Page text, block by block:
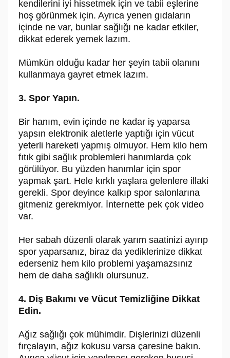
kendilerini iyi hissetmek için ve tabii eşlerine
hoş görünmek için. Ayrıca yenen gıdaların
içinde ne var, bunlar sağlığı ne kadar etkiler,
dikkat ederek yemek lazım.
Mümkün olduğu kadar her şeyin tabii olanını
kullanmaya gayret etmek lazım.
3. Spor Yapın.
Bir hanım, evin içinde ne kadar iş yaparsa
yapsın elektronik aletlerle yaptığı için vücut
yeterli hareketi yapmış olmuyor. Hem kilo hem
fıtık gibi sağlık problemleri hanımlarda çok
görülüyor. Bu yüzden hanımlar için spor
yapmak şart. Hele kırklı yaşlara gelenlere illaki
gerekli. Spor deyince kalkıp spor salonlarına
gitmeniz gerekmiyor. İnternette pek çok video
var.
Her sabah düzenli olarak yarım saatinizi ayırıp
spor yaparsanız, biraz da yediklerinize dikkat
ederseniz hem kilo problemi yaşamazsınız
hem de daha sağlıklı olursunuz.
4. Diş Bakımı ve Vücut Temizliğine Dikkat
Edin.
Ağız sağlığı çok mühimdir. Dişlerinizi düzenli
fırçalayın, ağız kokusu varsa çaresine bakın.